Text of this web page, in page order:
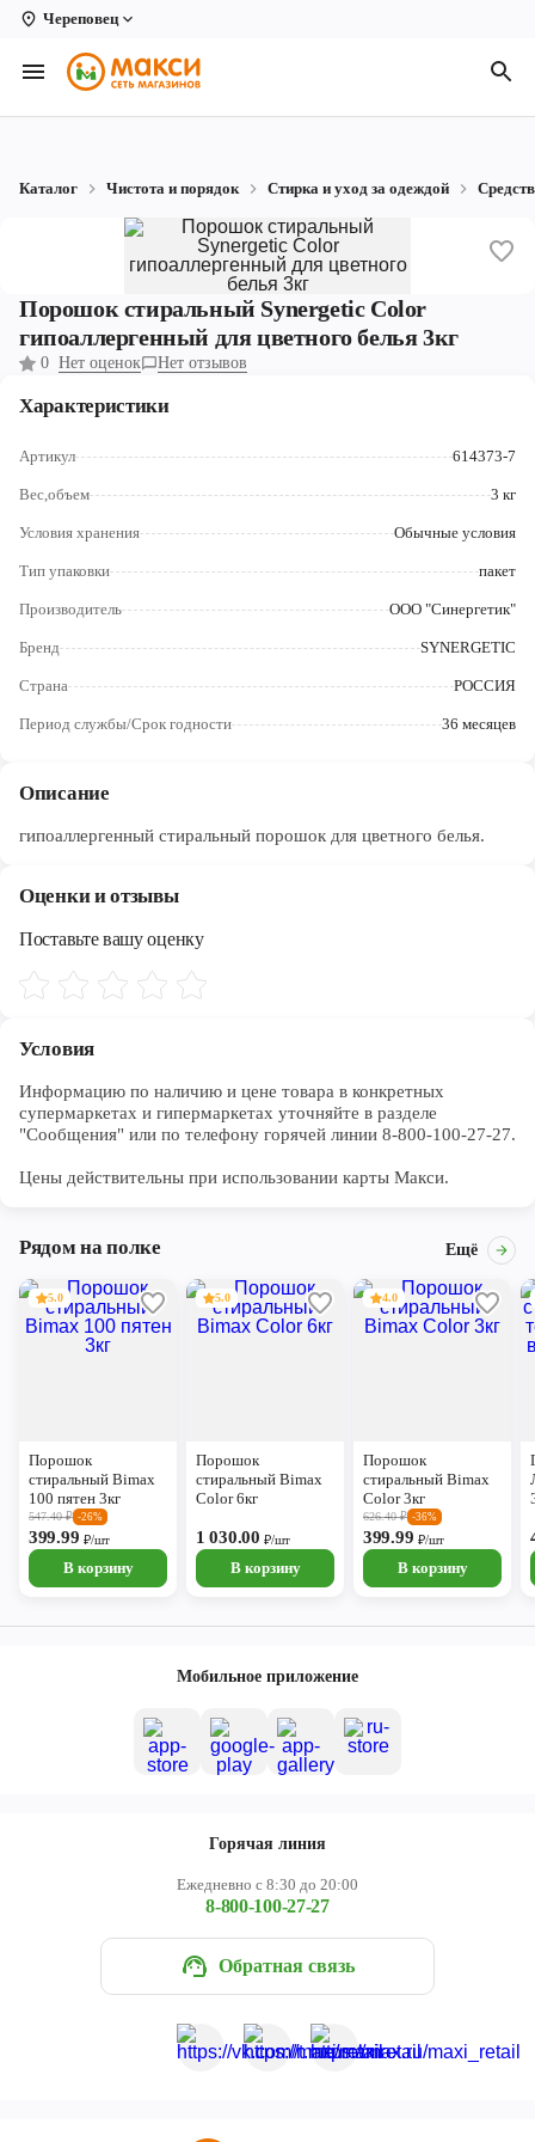
Череповец
Вологда
Архангельск
Кирово-Чепецк
Коряжма
Котлас
Новодвинск
Рыбинск
Северодвинск
Череповец
Каталог Чистота и порядок Стирка и уход за одеждой
Порошок стиральный Synergetic Color
гипоаллергенный для цветного белья 3кг
0 Нет оценок Нет отзывов
Характеристики
Артикул 614373-7
Вес,объем 3 кг
Условия хранения Обычные условия
Тип упаковки пакет
Производитель ООО "Синергетик"
Бренд SYNERGETIC
Страна РОССИЯ
Период службы/Срок годности 36 месяцев
Описание
гипоаллергенный стиральный порошок для цветного белья.
Оценки и отзывы
Поставьте вашу оценку
Условия
Информацию по наличию и цене товара в конкретных
супермаркетах и гипермаркетах уточняйте в разделе
"Сообщения" или по телефону горячей линии 8-800-100-27-27.
Цены действительны при использовании карты Макси.
Рядом на полке Ещё
5.0
Порошок
стиральный Bimax
100 пятен 3кг
547.40₽ -26%
399.99 ₽/шт
В корзину
5.0
Порошок
стиральный Bimax
Color 6кг
1 030.00₽/шт
В корзину
4.0
Порошок
стиральный Bimax
Color 3кг
626.40₽ -36%
399.99 ₽/шт
В корзину
Мобильное приложение
Горячая линия
Ежедневно с 8:30 до 20:00
8-800-100-27-27
Обратная связь